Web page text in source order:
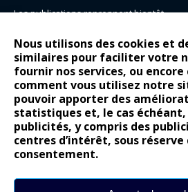
Nous utilisons des cookies et
similaires pour faciliter votre
fournir nos services, ou
comment vous utilisez notre
pouvoir apporter des
statistiques et, le cas
publicités, y compris des
centres d’intérêt, sous
consentement.
Les publications reprennent bientôt…
14 juillet : nouveau film de marque pour
Renault Espace : voyage, voyage…
Peugeot E-208 GTi : naissance d’une
COMMENTAIRES RÉCENTS
Gilly